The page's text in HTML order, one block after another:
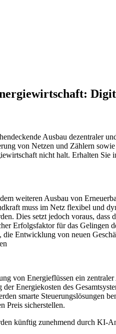
Ausbau dezentraler
von Netzen und Zählern
nicht halt. Erhalten
weiteren Ausbau von
muss im Netz flexibel und
Dies setzt jedoch voraus,
Erfolgsfaktor für das Gelingen
Entwicklung von neuen
von Energieflüssen ein
Energiekosten des
smarte Steuerungslösungen
Preis sicherstellen.
künftig zunehmend durch